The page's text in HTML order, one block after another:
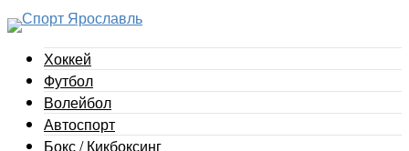
Хоккей
Футбол
Волейбол
Автоспорт
Бокс / Кикбоксинг